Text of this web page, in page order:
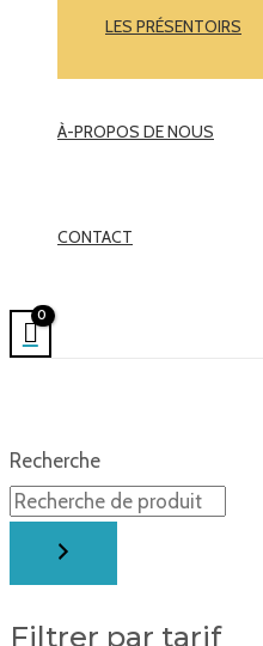
LES PRÉSENTOIRS
À-PROPOS DE NOUS
CONTACT
Recherche
Filtrer par tarif